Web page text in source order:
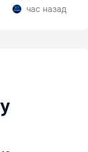
час назад